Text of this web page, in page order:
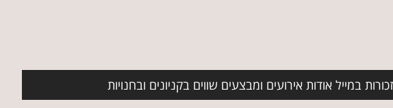
במייל אודות אירועים ומבצעים שווים בקניונים ובחנויות